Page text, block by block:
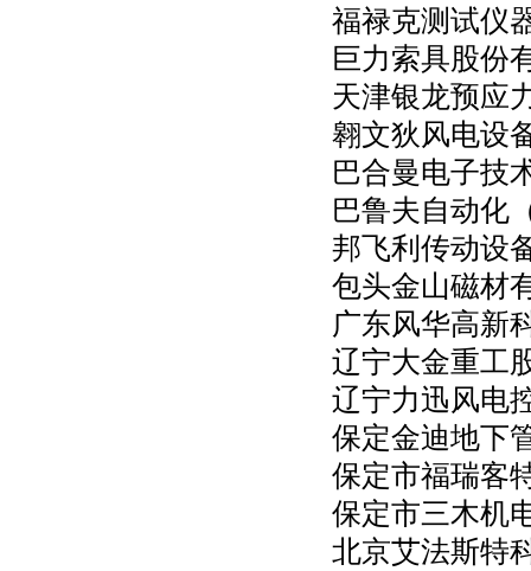
福禄克测试仪
巨力索具股份
天津银龙预应
翱文狄风电设
巴合曼电子技
巴鲁夫自动化
邦飞利传动设
包头金山磁材
广东风华高新
辽宁大金重工
辽宁力迅风电
保定金迪地下
保定市福瑞客
保定市三木机
北京艾法斯特